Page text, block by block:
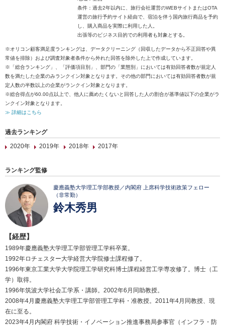
条件：過去2年以内に、旅行会社運営のWEBサイトまたはOTA
運営の旅行予約サイト経由で、宿泊を伴う国内旅行商品を予約
し、購入商品を実際に利用した人。
出張等のビジネス目的での利用者も対象とする。
※オリコン顧客満足度ランキングは、データクリーニング（回収したデータから不正回答や異
常値を排除）および調査対象者条件から外れた回答を除外した上で作成しています。
※「総合ランキング」、「評価項目別」、部門の「業態別」においては有効回答者数が規定人
数を満たした企業のみランクイン対象となります。その他の部門においては有効回答者数が規
定人数の半数以上の企業がランクイン対象となります。
※総合得点が60.00点以上で、他人に薦めたくないと回答した人の割合が基準値以下の企業がラ
ンクイン対象となります。
≫ 詳細はこちら
過去ランキング
2020年
2019年 2018年 2017年
ランキング監修
慶應義塾大学理工学部教授／内閣府 上席科学技術政策フェロー
（非常勤）
鈴木秀男
【経歴】
1989年慶應義塾大学理工学部管理工学科卒業。
1992年ロチェスター大学経営大学院修士課程修了。
1996年東京工業大学大学院理工学研究科博士課程経営工学専攻修了。博士（工
学）取得。
1996年筑波大学社会工学系・講師。2002年6月同助教授。
2008年4月慶應義塾大学理工学部管理工学科・准教授。2011年4月同教授、現
在に至る。
2023年4月内閣府 科学技術・イノベーション推進事務局参事官（インフラ・防